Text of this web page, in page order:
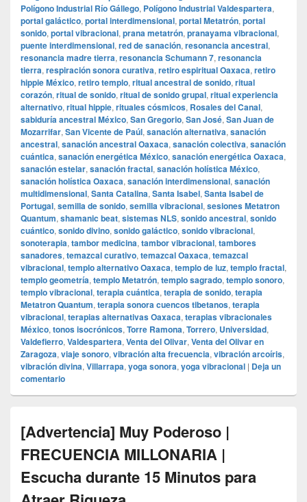
Polígono Industrial Río Gállego, Polígono Industrial Valdespartera,
portal galáctico, portal interdimensional, portal Metatrón, portal
sonido, portal vibracional, prana metatrón, pranayama vibracional,
puente interdimensional, red de sanación, resonancia ancestral,
resonancia madre tierra, resonancia Schumann 7, resonancia
tierra, respiración sonora curativa, retiro espiritual Oaxaca, retiro
hippie México, retiro templo, ritual ancestral de sonido, ritual
corazón, ritual de sonido, ritual de sonido grupal, ritual experiencia
alternativo, ritual hippie, rituales cósmicos, Rosales del Canal,
sabiduría ancestral México, San Gregorio, San José, San Juan de
Mozarrifar, San Vicente de Paúl, sanación alternativa, sanación
ancestral, sanación ancestral Oaxaca, sanación colectiva, sanación
cuántica, sanación energética México, sanación energética Oaxaca,
sanación estelar, sanación fractal, sanación holística México,
sanación holística Oaxaca, sanación interdimensional, sanación
multidimensional, Santa Catalina, Santa Isabel, Santa Isabel de
Portugal, semilla de sonido, semilla vibracional, sesiones Metatron
Quantum, shamanic beat, sistemas NLS, sonido ancestral, sonido
cuántico, sonido divino, sonido galáctico, sonido vibracional,
sonoterapia, tambor medicina, tambor vibracional, tambores
sanadores, temazcal curativo, temazcal Oaxaca, temazcal
vibracional, templo alternativo Oaxaca, templo de luz, templo fractal,
templo geometría, templo Metatrón, templo sagrado, templo sonoro,
templo vibracional, terapia cuántica, terapia de sonido, terapia
Metatron Quantum, terapia sonora cuencos tibetanos, terapia
vibracional, terapias alternativas Oaxaca, terapias vibracionales
México, tonos isocrónicos, Torre Ramona, Torrero, Universidad,
Valdefierro, Valdespartera, Venta del Olivar, Venta del Olivar en
Zaragoza, viaje sonoro, vibración alta frecuencia, vibración arcoíris,
vibración divina, Villarrapa, yoga sonora, yoga vibracional | Deja un
comentario
[Advertencia] Muy Poderoso |
FRECUENCIA MILLONARIA |
Escucha durante 15 Minutos para